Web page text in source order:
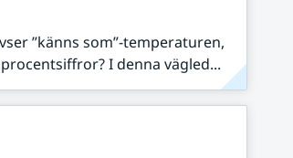
”känns som”-temperaturen,
I denna vägled...